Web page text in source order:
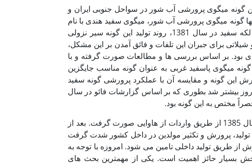
گونه میگوی پرورشی آب شور در سواحل جنوبی ایران و
منطقه گمیشان در شمال ایران می باشد. تا سال 1387، تنها گونه میگوی پرورشی آب شور، میگوی سفید هندی با نام
بود که به دلیل شیوع بیماری ویروسی لکه سفید در سال 1381، روند تولید این گونه سیر نزولی
برای جبران این تلفات و فائق آمدن بر این مشکل،
بود. بر اساس بررسی ها و مطالعات صورت گرفته و با
میگوی پاسفید غربی به عنوان گونه مناسب جایگزین
این گونه و مقایسه آن با عملکرد پرورشی گونه سفید
روز بیشتر شد بطوری که بر اساس گزارشات فائو در سال
تامین پست لارو مورد نیاز برای پرورش این گونه اولین بار در سال 1385 از طریق واردات از هاوایی صورت گرفت. بعد از
تولید، پرورش و تکثیر مولدین در داخل کشور شدت گرفت
طریق تولید داخلی تامین می شود. امروزه با توجه به
بسیار حائز اهمیت است. یکی از مهمترین بحث های